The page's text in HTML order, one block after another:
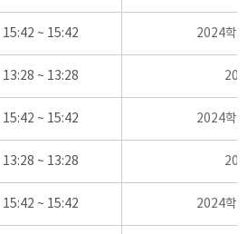
15:42 ~ 15:42 2024학
13:28 ~ 13:28
15:42 ~ 15:42 2024학
13:28 ~ 13:28
15:42 ~ 15:42 2024학